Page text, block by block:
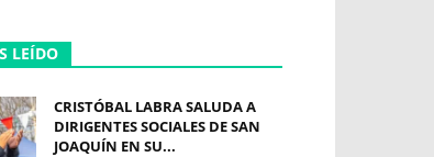
LEÍDO
CRISTÓBAL LABRA SALUDA A
DIRIGENTES SOCIALES DE SAN
JOAQUÍN EN SU...